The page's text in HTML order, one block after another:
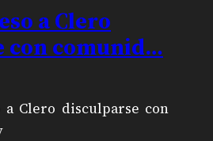
a Clero
con comunid…
a Clero disculparse con